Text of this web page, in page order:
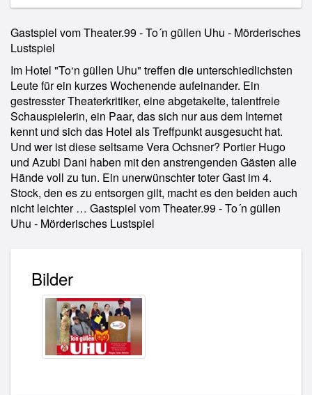
Gastspiel vom Theater.99 - To´n güllen Uhu - Mörderisches
Lustspiel
Im Hotel "To‘n güllen Uhu" treffen die unterschiedlichsten
Leute für ein kurzes Wochenende aufeinander. Ein
gestresster Theaterkritiker, eine abgetakelte, talentfreie
Schauspielerin, ein Paar, das sich nur aus dem Internet
kennt und sich das Hotel als Treffpunkt ausgesucht hat.
Und wer ist diese seltsame Vera Ochsner? Portier Hugo
und Azubi Dani haben mit den anstrengenden Gästen alle
Hände voll zu tun. Ein unerwünschter toter Gast im 4.
Stock, den es zu entsorgen gilt, macht es den beiden auch
nicht leichter … Gastspiel vom Theater.99 - To´n güllen
Uhu - Mörderisches Lustspiel
Bilder